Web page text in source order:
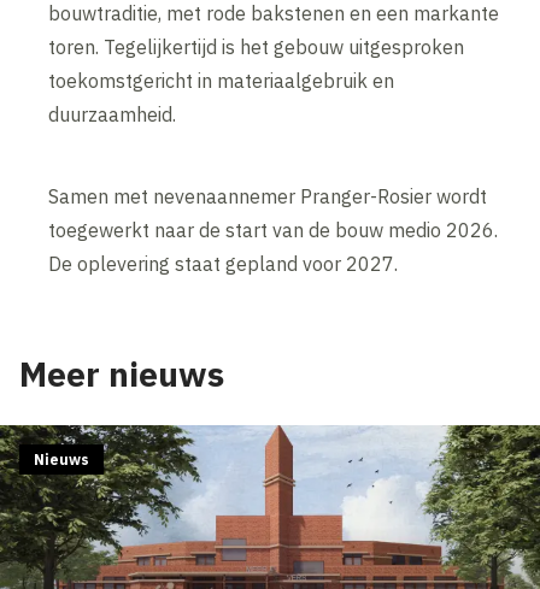
bouwtraditie, met rode bakstenen en een markante
toren. Tegelijkertijd is het gebouw uitgesproken
toekomstgericht in materiaalgebruik en
duurzaamheid.
Samen met nevenaannemer Pranger-Rosier wordt
toegewerkt naar de start van de bouw medio 2026.
De oplevering staat gepland voor 2027.
Meer nieuws
Nieuws